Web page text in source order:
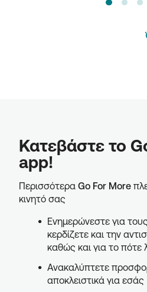
Κατεβάστε το
app!
Περισσότερα Go For More
κινητό σας
Ενημερώνεστε για
κερδίζετε και την
καθώς και για το πότε
Ανακαλύπτετε
αποκλειστικά για εσάς